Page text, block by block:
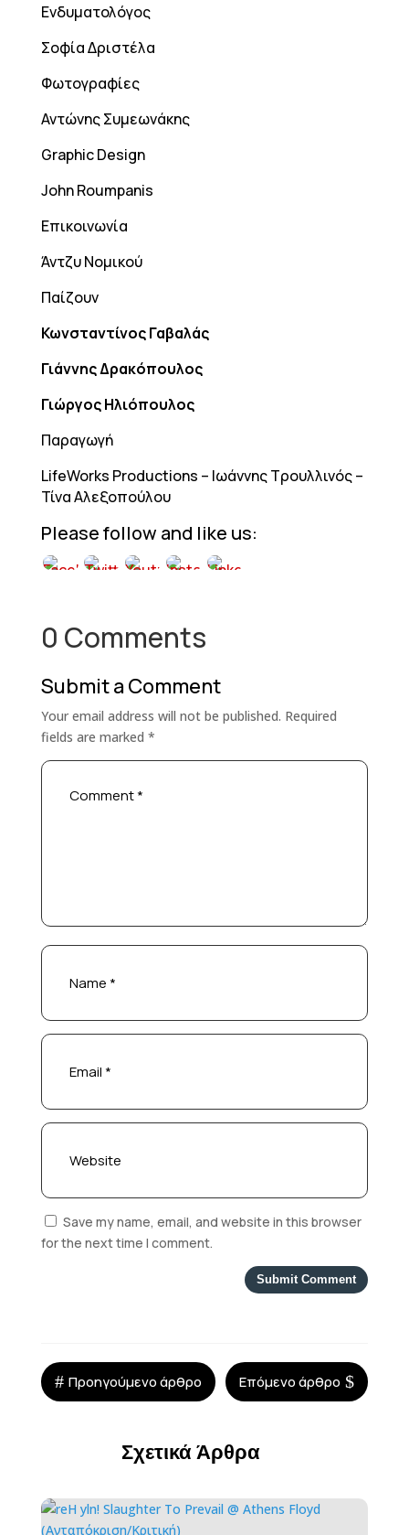
Ενδυματολόγος
Σοφία Δριστέλα
Φωτογραφίες
Αντώνης Συμεωνάκης
Graphic Design
John Roumpanis
Επικοινωνία
Άντζυ Νομικού
Παίζουν
Κωνσταντίνος Γαβαλάς
Γιάννης Δρακόπουλος
Γιώργος Ηλιόπουλος
Παραγωγή
LifeWorks Productions – Ιωάννης Τρουλλινός –
Τίνα Αλεξοπούλου
Please follow and like us:
0 Comments
Submit a Comment
Your email address will not be published. Required
fields are marked *
Save my name, email, and website in this browser
for the next time I comment.
Submit Comment
# Προηγούμενο άρθρο Επόμενο άρθρο $
Σχετικά Άρθρα